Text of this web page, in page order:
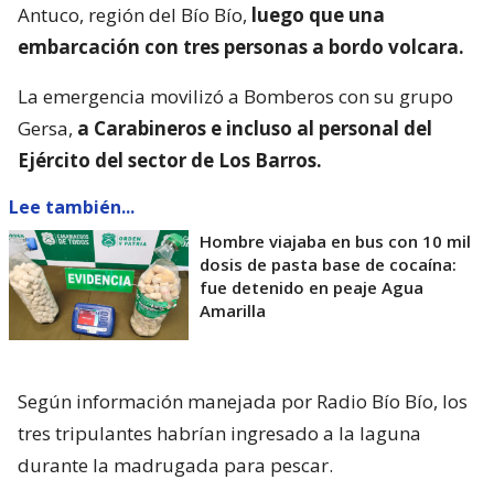
Antuco, región del Bío Bío, luego que una
embarcación con tres personas a bordo volcara.
La emergencia movilizó a Bomberos con su grupo
Gersa, a Carabineros e incluso al personal del
Ejército del sector de Los Barros.
Lee también...
Hombre viajaba en bus con 10 mil
dosis de pasta base de cocaína:
fue detenido en peaje Agua
Amarilla
Según información manejada por Radio Bío Bío, los
tres tripulantes habrían ingresado a la laguna
durante la madrugada para pescar.